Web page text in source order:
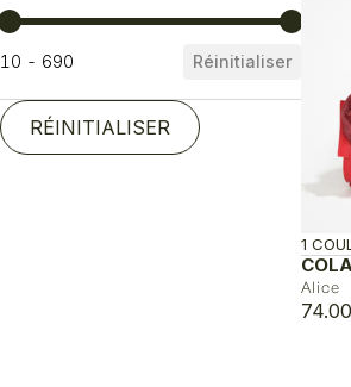
Prix
10 - 690 Réinitialiser
RÉINITIALISER
Alice
1
74.00